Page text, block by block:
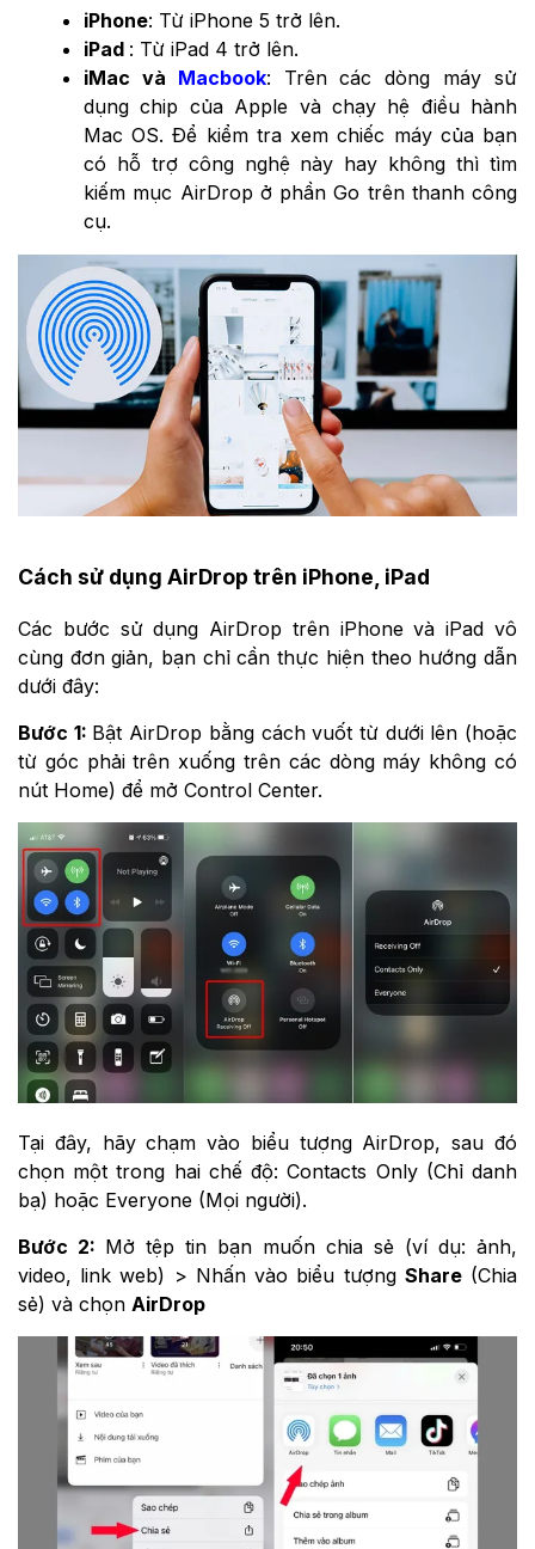
iPhone: Từ iPhone 5 trở lên.
iPad : Từ iPad 4 trở lên.
iMac và Macbook: Trên các dòng máy sử
dụng chip của Apple và chạy hệ điều hành
Mac OS. Để kiểm tra xem chiếc máy của bạn
có hỗ trợ công nghệ này hay không thì tìm
kiếm mục AirDrop ở phần Go trên thanh công
cụ.
Cách sử dụng AirDrop trên iPhone, iPad
Các bước sử dụng AirDrop trên iPhone và iPad vô
cùng đơn giản, bạn chỉ cần thực hiện theo hướng dẫn
dưới đây:
Bước 1: Bật AirDrop bằng cách vuốt từ dưới lên (hoặc
từ góc phải trên xuống trên các dòng máy không có
nút Home) để mở Control Center.
Tại đây, hãy chạm vào biểu tượng AirDrop, sau đó
chọn một trong hai chế độ: Contacts Only (Chỉ danh
bạ) hoặc Everyone (Mọi người).
Bước 2: Mở tệp tin bạn muốn chia sẻ (ví dụ: ảnh,
video, link web) > Nhấn vào biểu tượng Share(Chia
sẻ) và chọn AirDrop